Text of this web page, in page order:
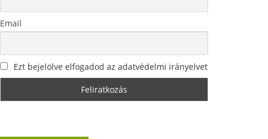
Email
Ezt bejelölve elfogadod az adatvédelmi irányelvet